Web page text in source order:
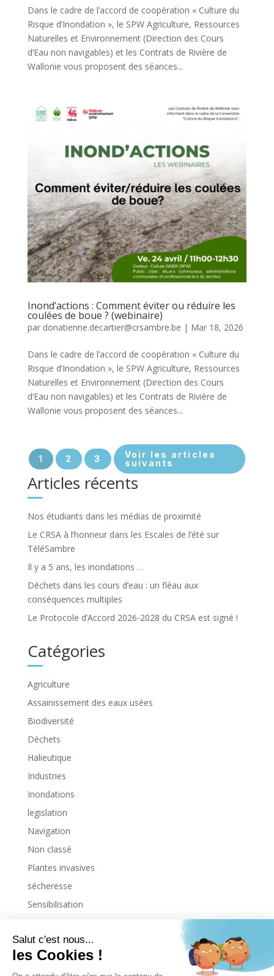
Dans le cadre de l’accord de coopération « Culture du
Risque d’Inondation », le SPW Agriculture, Ressources
Naturelles et Environnement (Direction des Cours
d’Eau non navigables) et les Contrats de Rivière de
Wallonie vous proposent des séances...
Inond’actions : Comment éviter ou réduire les
coulées de boue ? (webinaire)
par donatienne.decartier@crsambre.be | Mar 18, 2026
Dans le cadre de l’accord de coopération « Culture du
Risque d’Inondation », le SPW Agriculture, Ressources
Naturelles et Environnement (Direction des Cours
d’Eau non navigables) et les Contrats de Rivière de
Wallonie vous proposent des séances...
1 2 3
Voir les articles
suivants
Articles récents
Nos étudiants dans les médias de proximité
Le CRSA à l’honneur dans les Escales de l’été sur
TéléSambre
Il y a 5 ans, les inondations …
Déchets dans les cours d’eau : un fléau aux
conséquences multiples
Le Protocole d’Accord 2026-2028 du CRSA est signé !
Catégories
Agriculture
Assainissement des eaux usées
Biodiversité
Déchets
Halieutique
Industries
Inondations
legislation
Navigation
Non classé
Plantes invasives
sécheresse
Sensibilisation